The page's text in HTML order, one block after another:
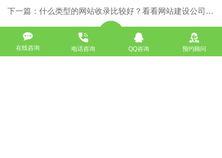
下一篇：什么类型的网站收录比较好？看看网站建设公司的介绍
在线咨询 电话咨询 QQ咨询 预约顾问